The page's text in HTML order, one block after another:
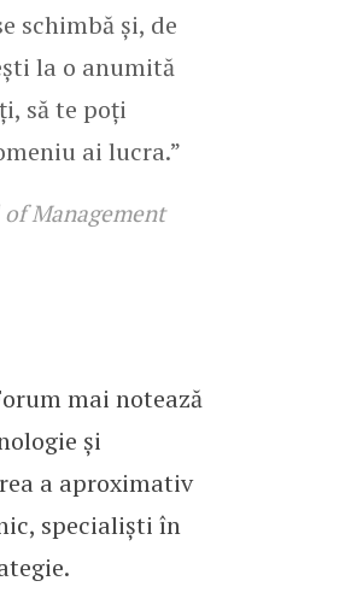
schimbă și, de
la o anumită
să te poți
ai lucra.”
Management
mai notează
și
a aproximativ
specialiști în